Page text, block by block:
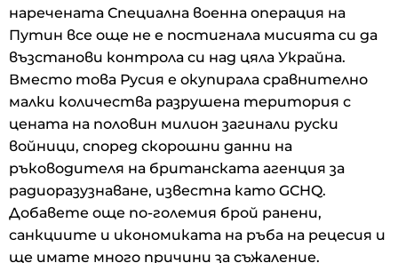
наречената Специална военна операция на
Путин все още не е постигнала мисията си да
възстанови контрола си над цяла Украйна.
Вместо това Русия е окупирала сравнително
малки количества разрушена територия с
цената на половин милион загинали руски
войници, според скорошни данни на
ръководителя на британската агенция за
радиоразузнаване, известна като GCHQ.
Добавете още по-големия брой ранени,
санкциите и икономиката на ръба на рецесия и
ще имате много причини за съжаление.